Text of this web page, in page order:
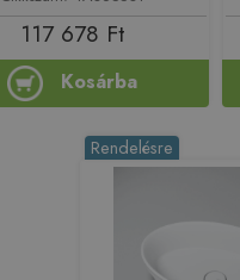
117 678 Ft
Kosárba
Rendelésre